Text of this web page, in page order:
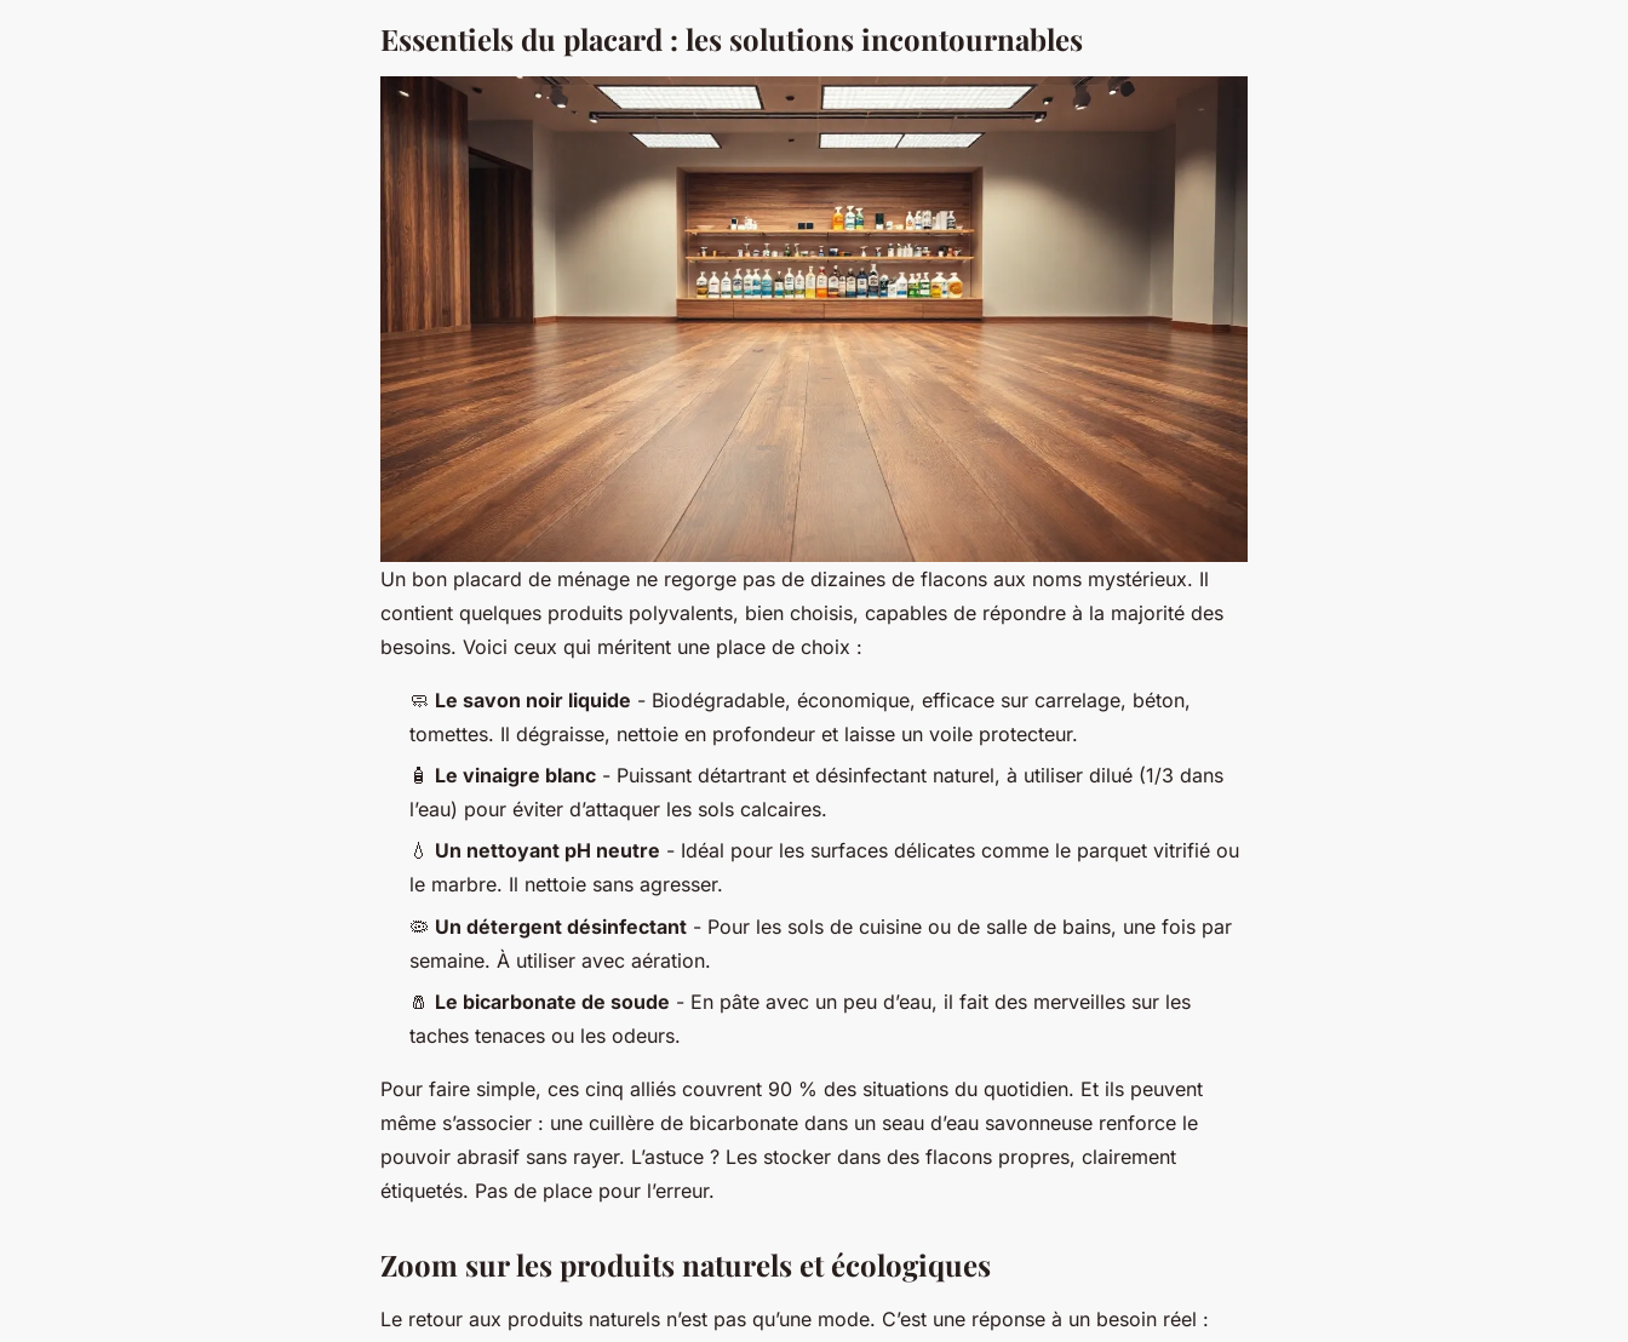
Essentiels du placard : les solutions incontournables
Un bon placard de ménage ne regorge pas de dizaines de flacons aux noms mystérieux. Il
contient quelques produits polyvalents, bien choisis, capables de répondre à la majorité des
besoins. Voici ceux qui méritent une place de choix :
🧼 Le savon noir liquide - Biodégradable, économique, efficace sur carrelage, béton,
tomettes. Il dégraisse, nettoie en profondeur et laisse un voile protecteur.
🧴 Le vinaigre blanc - Puissant détartrant et désinfectant naturel, à utiliser dilué (1/3 dans
l’eau) pour éviter d’attaquer les sols calcaires.
💧 Un nettoyant pH neutre - Idéal pour les surfaces délicates comme le parquet vitrifié ou
le marbre. Il nettoie sans agresser.
🦠 Un détergent désinfectant - Pour les sols de cuisine ou de salle de bains, une fois par
semaine. À utiliser avec aération.
🧂 Le bicarbonate de soude - En pâte avec un peu d’eau, il fait des merveilles sur les
taches tenaces ou les odeurs.
Pour faire simple, ces cinq alliés couvrent 90 % des situations du quotidien. Et ils peuvent
même s’associer : une cuillère de bicarbonate dans un seau d’eau savonneuse renforce le
pouvoir abrasif sans rayer. L’astuce ? Les stocker dans des flacons propres, clairement
étiquetés. Pas de place pour l’erreur.
Zoom sur les produits naturels et écologiques
Le retour aux produits naturels n’est pas qu’une mode. C’est une réponse à un besoin réel :